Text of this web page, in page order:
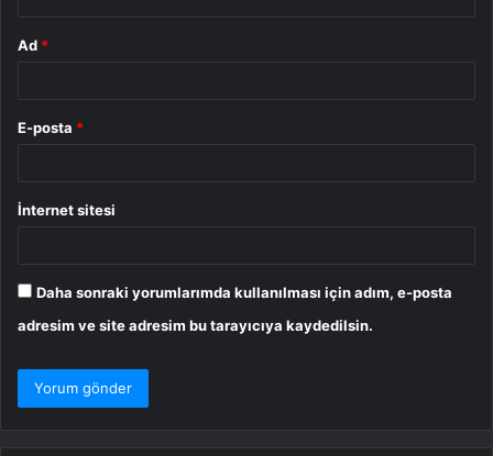
Ad *
E-posta *
İnternet sitesi
Daha sonraki yorumlarımda kullanılması için adım, e-posta
adresim ve site adresim bu tarayıcıya kaydedilsin.